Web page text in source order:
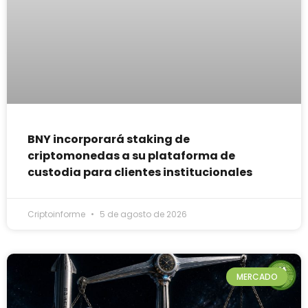
BNY incorporará staking de
criptomonedas a su plataforma de
custodia para clientes institucionales
Criptoinforme 5 de agosto de 2026
MERCADO